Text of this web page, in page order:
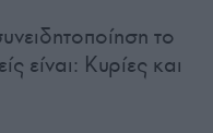
το
είναι: Κυρίες και